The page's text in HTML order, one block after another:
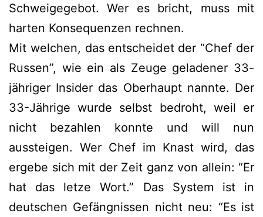
Schweigegebot. Wer es bricht, muss mit
harten Konsequenzen rechnen.
Mit welchen, das entscheidet der “Chef der
Russen”, wie ein als Zeuge geladener 33-
jähriger Insider das Oberhaupt nannte. Der
33-Jährige wurde selbst bedroht, weil er
nicht bezahlen konnte und will nun
aussteigen. Wer Chef im Knast wird, das
ergebe sich mit der Zeit ganz von allein: “Er
hat das letze Wort.” Das System ist in
deutschen Gefängnissen nicht neu: “Es ist